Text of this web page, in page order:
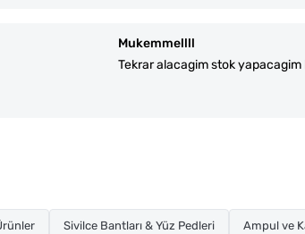
Mukemmellll
Tekrar alacagim stok
Sivilce Bantları & Yüz Pedleri Ampul ve